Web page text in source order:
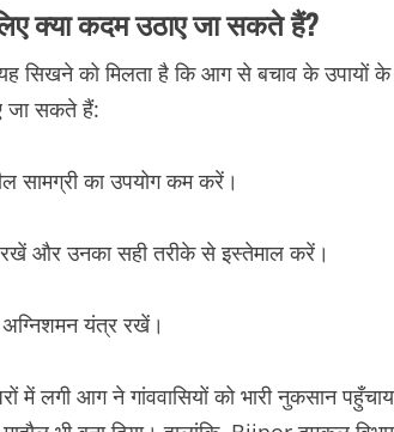
क्या कदम उठाए जा सकते हैं?
सिखने को मिलता है कि आग से बचाव के उपायों के
जा सकते हैं:
सामग्री का उपयोग कम करें।
और उनका सही तरीके से इस्तेमाल करें।
यंत्र रखें।
में लगी आग ने गांववासियों को भारी नुकसान